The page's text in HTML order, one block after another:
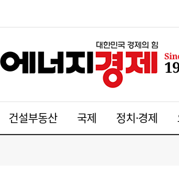
건설부동산 국제 정치·경제